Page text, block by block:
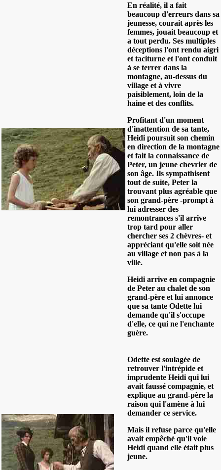
En réalité, il a fait
beaucoup d'erreurs dans sa
jeunesse, courait après les
femmes, jouait beaucoup et
a tout perdu. Ses multiples
déceptions l'ont rendu aigri
et taciturne et l'ont conduit
à se terrer dans la
montagne, au-dessus du
village et à vivre
paisiblement, loin de la
haine et des conflits.
Profitant d'un moment
d'inattention de sa tante,
Heidi poursuit son chemin
en direction de la montagne
et fait la connaissance de
Peter, un jeune chevrier de
son âge. Ils sympathisent
tout de suite, Peter la
trouvant plus agréable que
son grand-père -prompt à
lui adresser des
remontrances s'il arrive
trop tard pour aller
chercher ses 2 chèvres- et
appréciant qu'elle soit née
au village et non pas à la
ville.
Heidi arrive en compagnie
de Peter au chalet de son
grand-père et lui annonce
que sa tante Odette lui
demande qu'il s'occupe
d'elle, ce qui ne l'enchante
guère.
Odette est soulagée de
retrouver l'intrépide et
imprudente Heidi qui lui
avait faussé compagnie, et
explique au grand-père la
raison qui l'amène à lui
demander ce service.
Mais il refuse parce qu'elle
avait empêché qu'il voie
Heidi quand elle était plus
jeune.